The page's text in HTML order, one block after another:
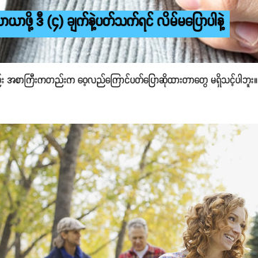
ာဖို့ ဒီ (၄) ချက်နဲ့ပတ်သက်ရင် လိမ်မပြောပါနဲ့
စာကြီးကတည်းက ဝေ့လည်ကြောင်ပတ်ပြောဆိုထားတာတွေ မရှိသင့်ပါဘူး။